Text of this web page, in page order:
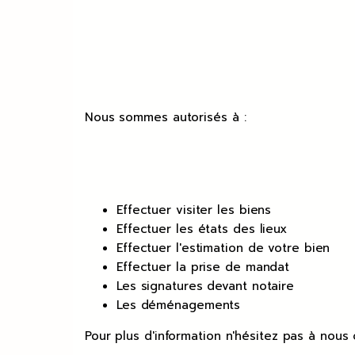
Nous sommes autorisés à :
Effectuer visiter les biens
Effectuer les états des lieux
Effectuer l'estimation de votre bien
Effectuer la prise de mandat
Les signatures devant notaire
Les déménagements
Pour plus d'information n'hésitez pas à nous